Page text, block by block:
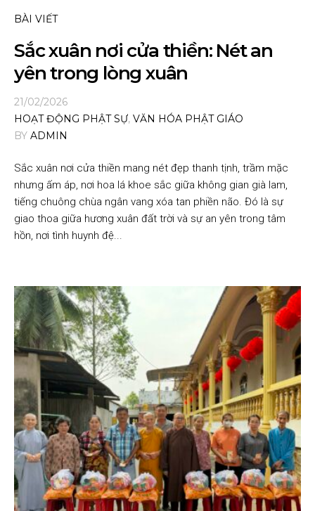
BÀI VIẾT
Sắc xuân nơi cửa thiền: Nét an
yên trong lòng xuân
21/02/2026
HOẠT ĐỘNG PHẬT SỰ, VĂN HÓA PHẬT GIÁO
BY ADMIN
Sắc xuân nơi cửa thiền mang nét đẹp thanh tịnh, trầm mặc
nhưng ấm áp, nơi hoa lá khoe sắc giữa không gian già lam,
tiếng chuông chùa ngân vang xóa tan phiền não. Đó là sự
giao thoa giữa hương xuân đất trời và sự an yên trong tâm
hồn, nơi tình huynh đệ...